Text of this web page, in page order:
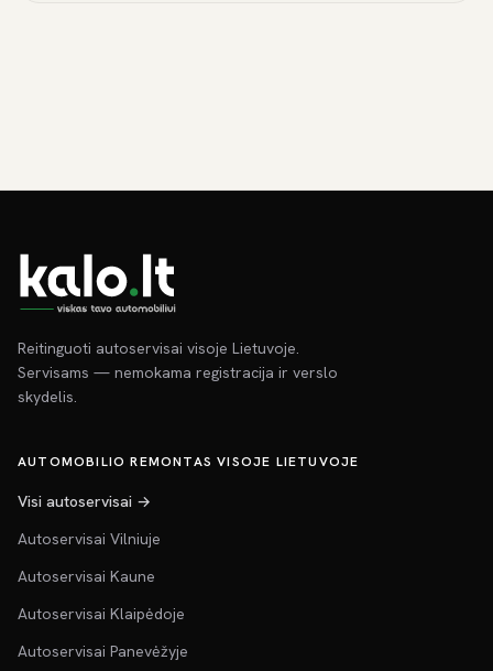
Reitinguoti autoservisai visoje Lietuvoje.
Servisams — nemokama registracija ir verslo
skydelis.
AUTOMOBILIO REMONTAS VISOJE LIETUVOJE
Visi autoservisai →
Autoservisai Vilniuje
Autoservisai Kaune
Autoservisai Klaipėdoje
Autoservisai Panevėžyje